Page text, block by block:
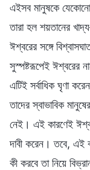
এইসব মানুষকে
তারা হল শয়তানের
ঈশ্বরের সঙ্গে
সুস্পষ্টরূপেই ঈশ্বরের
এটিই সর্বাধিক ঘৃণা
তাদের স্বাভাবিক
নেই। এই কারণেই
দাবী করেন। তবে, এই
কী করবে তা নিয়ে